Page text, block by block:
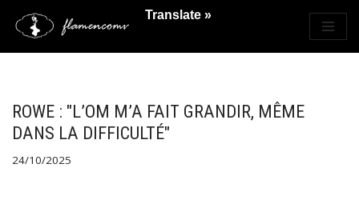
Saltar
ROWE : "L’OM M’A FAIT GRANDIR, MÊME
DANS LA DIFFICULTÉ"
24/10/2025
Translate »